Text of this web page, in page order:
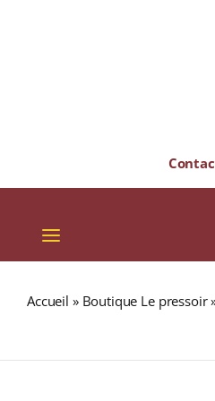
Toggle
Navigation
SPIRITUEUX
Accueil » Boutique Le pressoir